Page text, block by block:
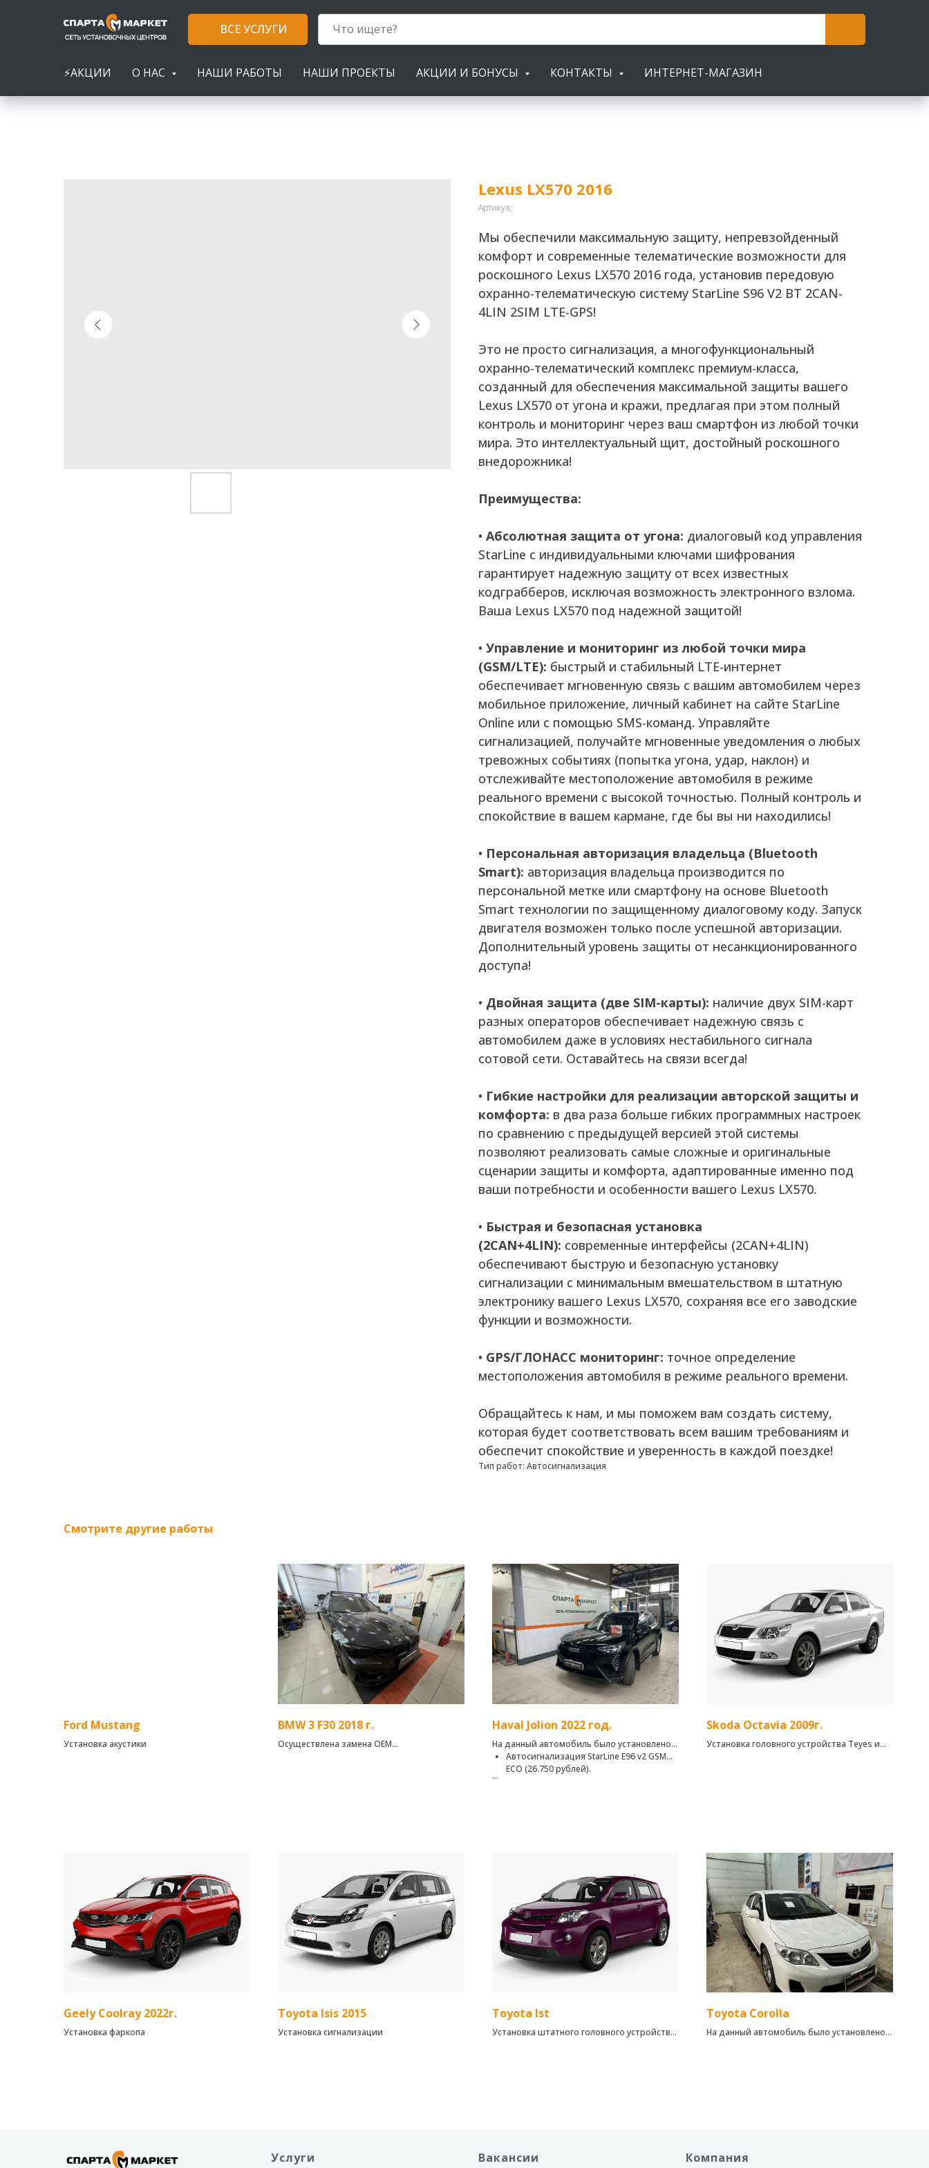
ВСЕ УСЛУГИ
⚡АКЦИИ О НАС НАШИ РАБОТЫ НАШИ ПРОЕКТЫ АКЦИИ И БОНУСЫ КОНТАКТЫ ИНТЕРНЕТ-МАГАЗИН
Lexus LX570 2016
Артикул:
Мы обеспечили максимальную защиту, непревзойденный
комфорт и современные телематические возможности для
роскошного Lexus LX570 2016 года, установив передовую
охранно-телематическую систему StarLine S96 V2 BT 2CAN-
4LIN 2SIM LTE-GPS!
Это не просто сигнализация, а многофункциональный
охранно-телематический комплекс премиум-класса,
созданный для обеспечения максимальной защиты вашего
Lexus LX570 от угона и кражи, предлагая при этом полный
контроль и мониторинг через ваш смартфон из любой точки
мира. Это интеллектуальный щит, достойный роскошного
внедорожника!
Преимущества:
• Абсолютная защита от угона: диалоговый код управления
StarLine с индивидуальными ключами шифрования
гарантирует надежную защиту от всех известных
кодграбберов, исключая возможность электронного взлома.
Ваша Lexus LX570 под надежной защитой!
• Управление и мониторинг из любой точки мира
(GSM/LTE): быстрый и стабильный LTE-интернет
обеспечивает мгновенную связь с вашим автомобилем через
мобильное приложение, личный кабинет на сайте StarLine
Online или с помощью SMS-команд. Управляйте
сигнализацией, получайте мгновенные уведомления о любых
тревожных событиях (попытка угона, удар, наклон) и
отслеживайте местоположение автомобиля в режиме
реального времени с высокой точностью. Полный контроль и
спокойствие в вашем кармане, где бы вы ни находились!
• Персональная авторизация владельца (Bluetooth
Smart): авторизация владельца производится по
персональной метке или смартфону на основе Bluetooth
Smart технологии по защищенному диалоговому коду. Запуск
двигателя возможен только после успешной авторизации.
Дополнительный уровень защиты от несанкционированного
доступа!
• Двойная защита (две SIM-карты): наличие двух SIM-карт
разных операторов обеспечивает надежную связь с
автомобилем даже в условиях нестабильного сигнала
сотовой сети. Оставайтесь на связи всегда!
• Гибкие настройки для реализации авторской защиты и
комфорта: в два раза больше гибких программных настроек
по сравнению с предыдущей версией этой системы
позволяют реализовать самые сложные и оригинальные
сценарии защиты и комфорта, адаптированные именно под
ваши потребности и особенности вашего Lexus LX570.
• Быстрая и безопасная установка
(2CAN+4LIN): современные интерфейсы (2CAN+4LIN)
обеспечивают быструю и безопасную установку
сигнализации с минимальным вмешательством в штатную
электронику вашего Lexus LX570, сохраняя все его заводские
функции и возможности.
• GPS/ГЛОНАСС мониторинг: точное определение
местоположения автомобиля в режиме реального времени.
Обращайтесь к нам, и мы поможем вам создать систему,
которая будет соответствовать всем вашим требованиям и
обеспечит спокойствие и уверенность в каждой поездке!
Тип работ: Автосигнализация
Смотрите другие работы
Ford Mustang
Установка акустики
BMW 3 F30 2018 г.
Осуществлена замена OEM
Применены следующие материалы:
StP Aerocell QP Intrigo 6 мм -
виброшумопоглощающий материал
StP Aerocell QP Genio 4 мм -
виброшумопоглощающий материал
StP Biplast15 RED - звукопоглощающий
материал
Haval Jolion 2022 год.
На данный автомобиль было установлено:
Автосигнализация StarLine E96 v2 GSM
ЕСО (26.750 рублей).
Благодаря GSM интерфейсу
обеспечивается возможность управления
комплексом из любой точки мира.
Skoda Octavia 2009г.
Установка головного устройства Teyes и
Geely Coolray 2022г.
Установка фаркопа
Toyota Isis 2015
Установка сигнализации
Toyota Ist
Установка штатного головного устройства
Toyota Corolla
На данный автомобиль было установлено:
Услуги Вакансии Компания